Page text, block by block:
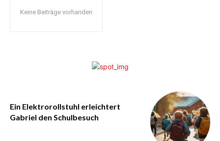
Keine Beiträge vorhanden
Ein Elektrorollstuhl erleichtert
Gabriel den Schulbesuch